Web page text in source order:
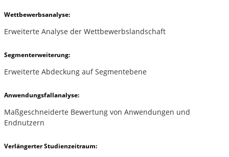
Wettbewerbsanalyse:
Erweiterte Analyse der Wettbewerbslandschaft
Segmenterweiterung:
Erweiterte Abdeckung auf Segmentebene
Anwendungsfallanalyse:
Maßgeschneiderte Bewertung von Anwendungen und
Endnutzern
Verlängerter Studienzeitraum: